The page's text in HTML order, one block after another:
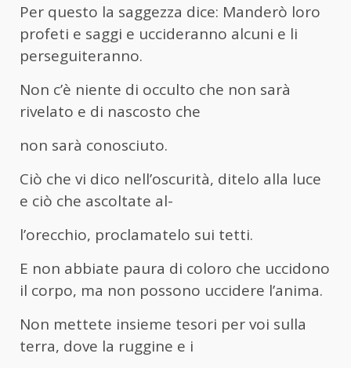
Per questo la saggezza dice: Manderò loro
profeti e saggi e uccideranno alcuni e li
perseguiteranno.
Non c’è niente di occulto che non sarà
rivelato e di nascosto che
non sarà conosciuto.
Ciò che vi dico nell’oscurità, ditelo alla luce
e ciò che ascoltate al-
l’orecchio, proclamatelo sui tetti.
E non abbiate paura di coloro che uccidono
il corpo, ma non possono uccidere l’anima.
Non mettete insieme tesori per voi sulla
terra, dove la ruggine e i